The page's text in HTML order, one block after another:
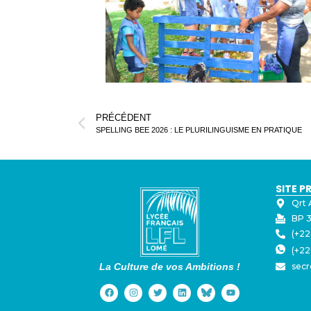
PRÉCÉDENT
SPELLING BEE 2026 : LE PLURILINGUISME EN PRATIQUE
La Culture de vos Ambitions !
SITE
Qrt
BP